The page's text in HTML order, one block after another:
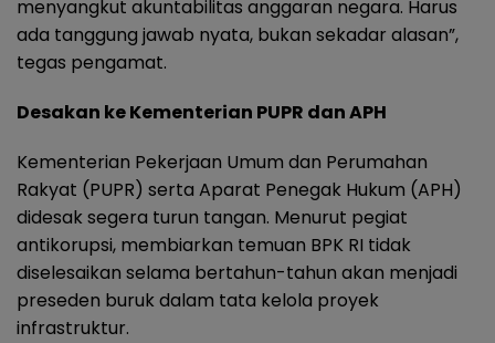
menyangkut akuntabilitas anggaran negara. Harus
ada tanggung jawab nyata, bukan sekadar alasan”,
tegas pengamat.
Desakan ke Kementerian PUPR dan APH
Kementerian Pekerjaan Umum dan Perumahan
Rakyat (PUPR) serta Aparat Penegak Hukum (APH)
didesak segera turun tangan. Menurut pegiat
antikorupsi, membiarkan temuan BPK RI tidak
diselesaikan selama bertahun-tahun akan menjadi
preseden buruk dalam tata kelola proyek
infrastruktur.